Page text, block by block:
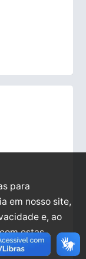
para
em nosso site,
e, ao
estas